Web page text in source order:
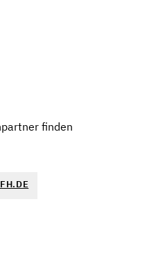
finden